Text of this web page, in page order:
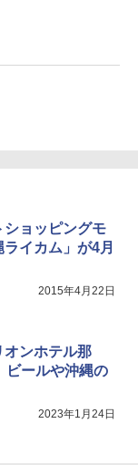
全性 金属製耐久 コ
ョッピングモ
イカム」が4月
2015年4月22日
オンホテル那
ビールや沖縄の
2023年1月24日